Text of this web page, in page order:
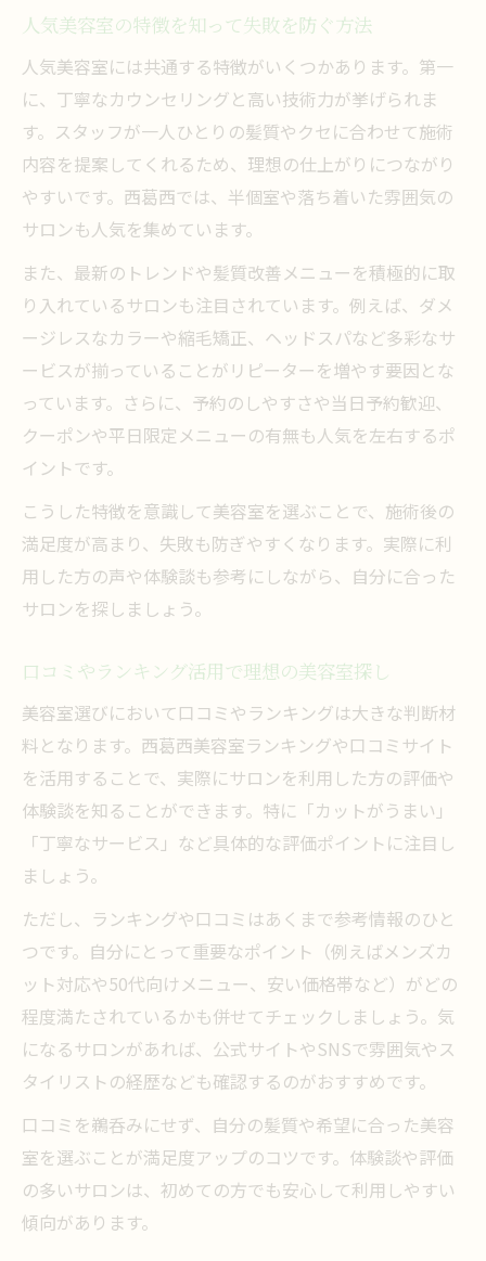
美容室で叶うトレンドヘアの最新スタイル
髪質改善もトレンドも重視するサロン選び
人気美容室の髪質診断とヘアケア提案
カット技術で差がつく髪質改善施術の魅力
美容室で受ける酸熱トリートメント体験
当日予約も安心の美容室活用法を紹介
予約なしでも利用できる美容室の特徴
忙しい方に最適な美容室活用テクニック
美容室予約時に気を付けたいポイント
スムーズな美容室利用のための事前準備
人気美容室の特徴を知って失敗を防ぐ方法
人気美容室には共通する特徴がいくつかあります。第一
に、丁寧なカウンセリングと高い技術力が挙げられま
す。スタッフが一人ひとりの髪質やクセに合わせて施術
内容を提案してくれるため、理想の仕上がりにつながり
やすいです。西葛西では、半個室や落ち着いた雰囲気の
サロンも人気を集めています。
また、最新のトレンドや髪質改善メニューを積極的に取
り入れているサロンも注目されています。例えば、ダメ
ージレスなカラーや縮毛矯正、ヘッドスパなど多彩なサ
ービスが揃っていることがリピーターを増やす要因とな
っています。さらに、予約のしやすさや当日予約歓迎、
クーポンや平日限定メニューの有無も人気を左右するポ
イントです。
こうした特徴を意識して美容室を選ぶことで、施術後の
満足度が高まり、失敗も防ぎやすくなります。実際に利
用した方の声や体験談も参考にしながら、自分に合った
サロンを探しましょう。
口コミやランキング活用で理想の美容室探し
美容室選びにおいて口コミやランキングは大きな判断材
料となります。西葛西美容室ランキングや口コミサイト
を活用することで、実際にサロンを利用した方の評価や
体験談を知ることができます。特に「カットがうまい」
「丁寧なサービス」など具体的な評価ポイントに注目し
ましょう。
ただし、ランキングや口コミはあくまで参考情報のひと
つです。自分にとって重要なポイント（例えばメンズカ
ット対応や50代向けメニュー、安い価格帯など）がどの
程度満たされているかも併せてチェックしましょう。気
になるサロンがあれば、公式サイトやSNSで雰囲気やス
タイリストの経歴なども確認するのがおすすめです。
口コミを鵜呑みにせず、自分の髪質や希望に合った美容
室を選ぶことが満足度アップのコツです。体験談や評価
の多いサロンは、初めての方でも安心して利用しやすい
傾向があります。